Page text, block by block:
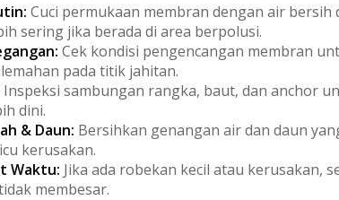
Cuci permukaan membran dengan air
sering jika berada di area berpolusi.
Cek kondisi pengencangan membran
pada titik jahitan.
Inspeksi sambungan rangka, baut, dan anchor
dini.
& Daun: Bersihkan genangan air dan daun
kerusakan.
Waktu: Jika ada robekan kecil atau kerusakan,
membesar.